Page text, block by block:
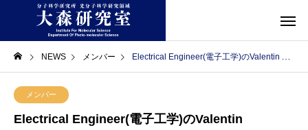
NEWS メンバー Electrical Engineer(電子工学)のValentin Anthoine-Milhommeさんが研究室に加わりました！
メンバー
Electrical Engineer(電子工学)のValentin